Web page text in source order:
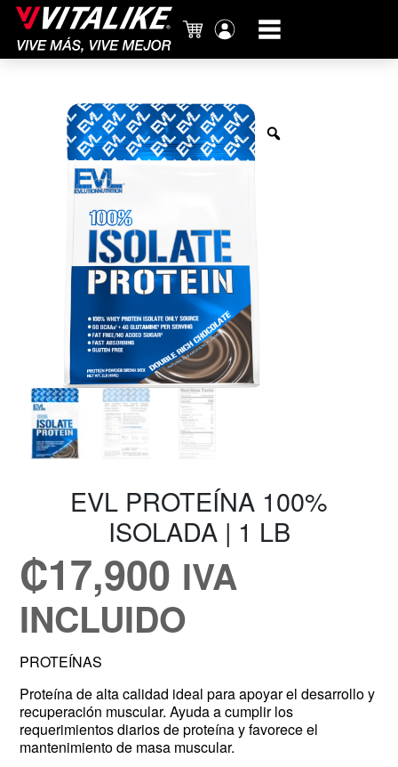
Carrito
cuenta
EVL PROTEÍNA 100%
ISOLADA | 1 LB
₡17,900 IVA
INCLUIDO
PROTEÍNAS
Proteína de alta calidad ideal para apoyar el desarrollo y
recuperación muscular. Ayuda a cumplir los
requerimientos diarios de proteína y favorece el
mantenimiento de masa muscular.